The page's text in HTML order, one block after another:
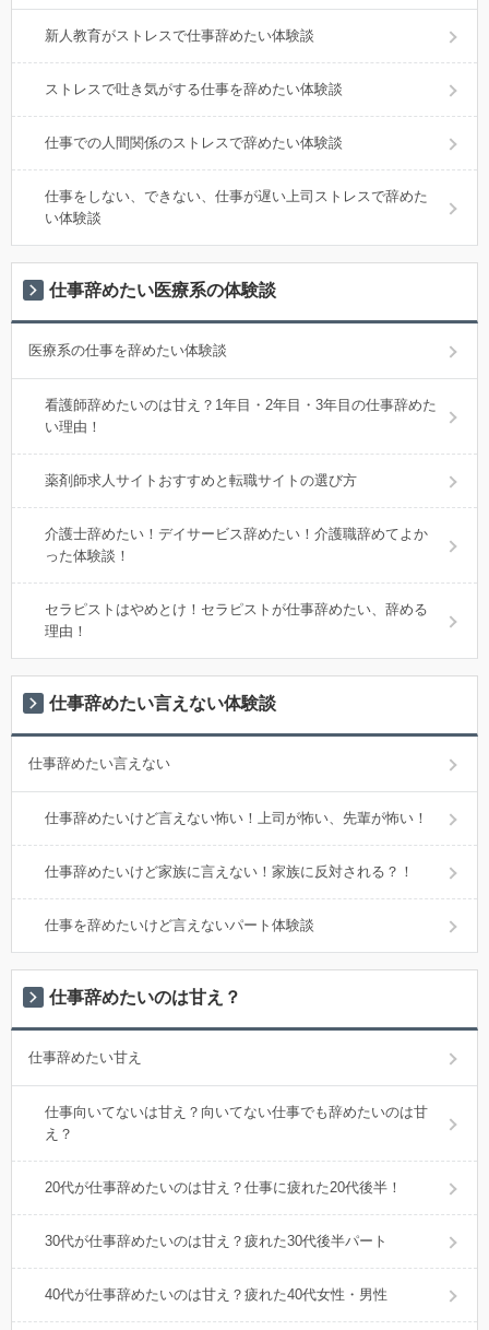
新人教育がストレスで仕事辞めたい体験談
ストレスで吐き気がする仕事を辞めたい体験談
仕事での人間関係のストレスで辞めたい体験談
仕事をしない、できない、仕事が遅い上司ストレスで辞めた
い体験談
仕事辞めたい医療系の体験談
医療系の仕事を辞めたい体験談
看護師辞めたいのは甘え？1年目・2年目・3年目の仕事辞めた
い理由！
薬剤師求人サイトおすすめと転職サイトの選び方
介護士辞めたい！デイサービス辞めたい！介護職辞めてよか
った体験談！
セラピストはやめとけ！セラピストが仕事辞めたい、辞める
理由！
仕事辞めたい言えない体験談
仕事辞めたい言えない
仕事辞めたいけど言えない怖い！上司が怖い、先輩が怖い！
仕事辞めたいけど家族に言えない！家族に反対される？！
仕事を辞めたいけど言えないパート体験談
仕事辞めたいのは甘え？
仕事辞めたい甘え
仕事向いてないは甘え？向いてない仕事でも辞めたいのは甘
え？
20代が仕事辞めたいのは甘え？仕事に疲れた20代後半！
30代が仕事辞めたいのは甘え？疲れた30代後半パート
40代が仕事辞めたいのは甘え？疲れた40代女性・男性